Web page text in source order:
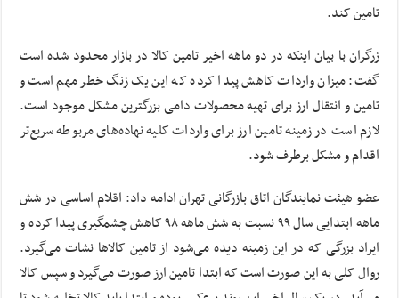
تامین کند.
زرگران با بیان اینکه در دو ماهه اخیر تامین‌ کالا در بازار محدود شده است
گفت: میزان واردات کاهش پیدا کرده که این یک زنگ خطر مهم است و
تامین و انتقال ارز برای تهیه محصولات دامی بزرگترین مشکل موجود است.
لازم است در زمینه‌ تامین ارز برای واردات کلیه نهاده‌های مربوطه سریع‌تر
اقدام و مشکل برطرف شود.
عضو هیئت نمایندگان اتاق بازرگانی تهران ادامه داد:‌ اقلام اساسی در شش
ماهه ابتدایی سال ۹۹ نسبت به شش ماهه ۹۸ کاهش چشمگیری پیدا کرده و
ایراد بزرگی که در این زمینه دیده ‌می‌شود از تامین کالا‌ها نشات می‌گیرد.
روال کلی به این صورت است که ابتدا تامین ارز صورت می‌گیرد و سپس کالا